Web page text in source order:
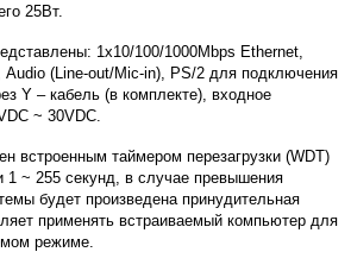
25Вт.
1 x10/100/1000Mbps Ethernet
Audio ( Line-out/Mic-in), PS/2 для подключения
Y – кабель (в комплекте), входное
~ 30VDC.
встроенным таймером перезагрузки (WDT)
1 ~ 255 секунд, в случае превышения
будет произведена принудительная
применять встраиваемый компьютер для
режиме.